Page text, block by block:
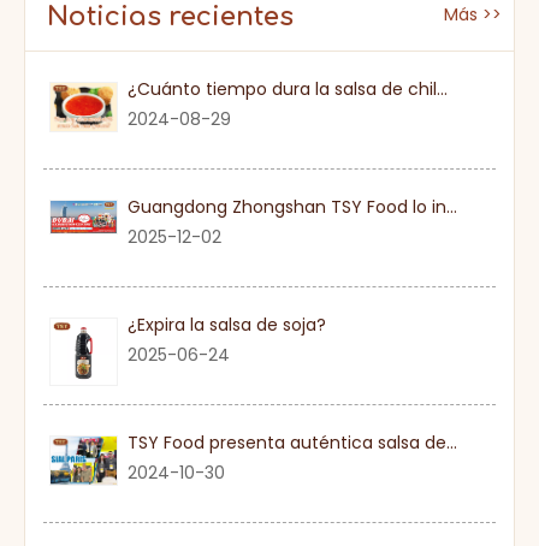
Noticias recientes Más >>
¿Cuánto tiempo dura la salsa de chile dulce una vez que se abre?
2024-08-29
Guangdong Zhongshan TSY Food lo invita sinceramente a visitar la Exposición Gulfood de Dubai 2026
2025-12-02
¿Expira la salsa de soja?
2025-06-24
TSY Food presenta auténtica salsa de soja en SIAL PARIS 2024
2024-10-30